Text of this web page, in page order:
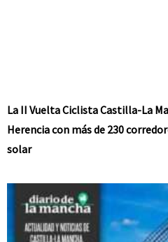
La II Vuelta Ciclista Castilla-La
Herencia con más de 230
solar